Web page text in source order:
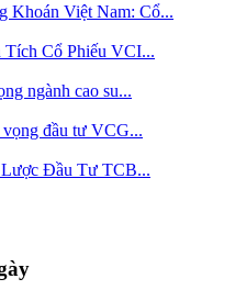
Khoán Việt Nam: Cổ...
Tích Cổ Phiếu VCI...
ngành cao su...
đầu tư VCG...
Đầu Tư TCB...